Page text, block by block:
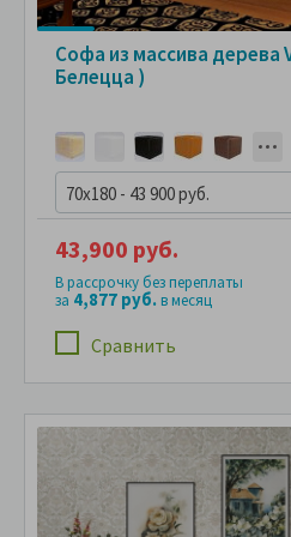
Софа из массива дерева
Белецца )
70x180 - 43 900 руб.
Сравнить
43,900 руб.
В рассрочку без переплаты
за 4,877 руб.в месяц